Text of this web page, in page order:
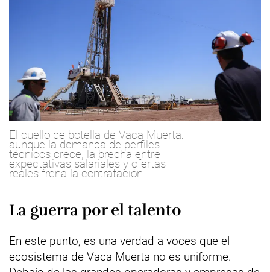
El cuello de botella de Vaca Muerta:
aunque la demanda de perfiles
técnicos crece, la brecha entre
expectativas salariales y ofertas
reales frena la contratación.
La guerra por el talento
En este punto, es una verdad a voces que el
ecosistema de Vaca Muerta no es uniforme.